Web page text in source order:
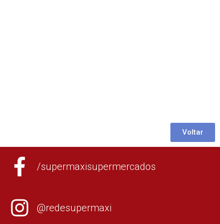
Voltar
/supermaxisupermercados
@redesupermaxi